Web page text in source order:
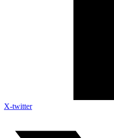
X-twitter